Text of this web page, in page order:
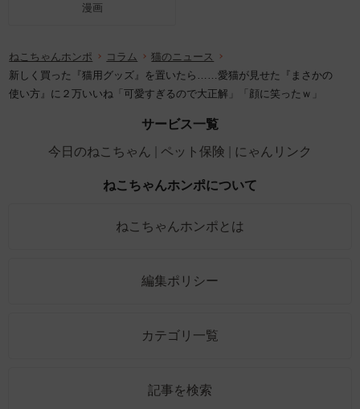
漫画
ねこちゃんホンポ コラム
猫のニュース
新しく買った『猫用グッズ』を置いたら……愛猫が見せた『まさかの
使い方』に２万いいね「可愛すぎるので大正解」「顔に笑ったｗ」
サービス一覧
今日のねこちゃん
ペット保険 にゃんリンク
ねこちゃんホンポについて
ねこちゃんホンポとは
編集ポリシー
カテゴリ一覧
記事を検索